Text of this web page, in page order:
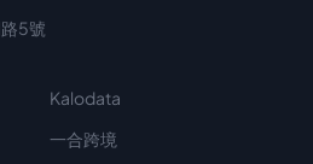
5號
Kalodata
一合跨境